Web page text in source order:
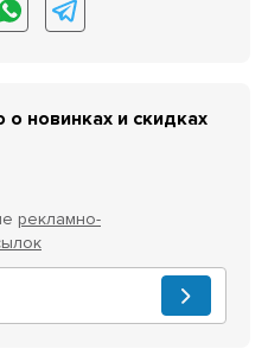
новинках и скидках
рекламно-